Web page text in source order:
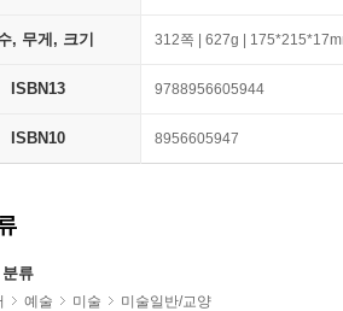
, 무게, 크기 312쪽 | 627g |
ISBN13 9788956605944
ISBN10 8956605947
류
예술 미술
미술일반/교양